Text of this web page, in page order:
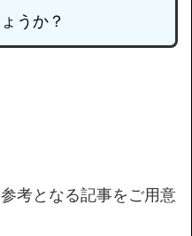
うか？
考となる記事をご用意